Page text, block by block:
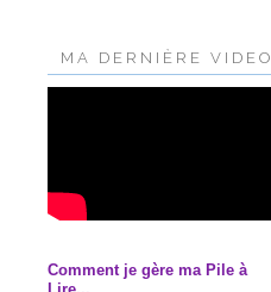
MA DERNIÈRE VIDEO
Comment je gère ma Pile à